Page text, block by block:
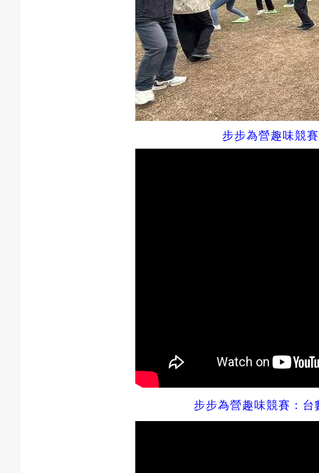
步步為營趣味競
步步為營趣味競賽：台